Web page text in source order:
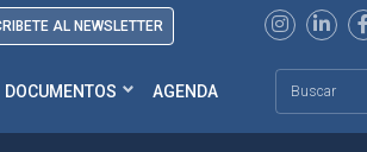
AL NEWSLETTER
DOCUMENTOS AGENDA